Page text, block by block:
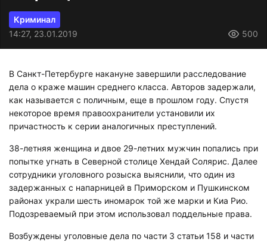
Криминал
14:27, 23.01.2019
500
В Санкт-Петербурге накануне завершили расследование
дела о краже машин среднего класса. Авторов задержали,
как называется с поличным, еще в прошлом году. Спустя
некоторое время правоохранители установили их
причастность к серии аналогичных преступлений.
38-летняя женщина и двое 29-летних мужчин попались при
попытке угнать в Северной столице Хендай Солярис. Далее
сотрудники уголовного розыска выяснили, что один из
задержанных с напарницей в Приморском и Пушкинском
районах украли шесть иномарок той же марки и Киа Рио.
Подозреваемый при этом использовал поддельные права.
Возбуждены уголовные дела по части 3 статьи 158 и части